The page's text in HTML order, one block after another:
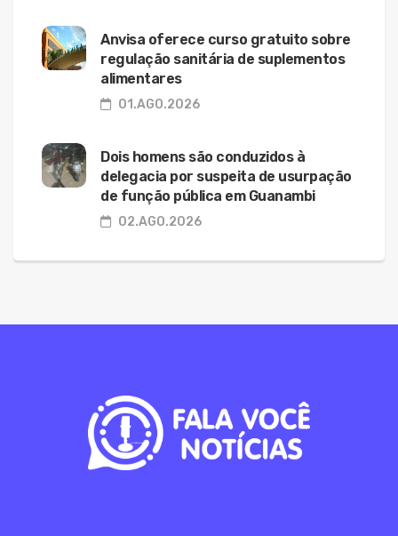
Anvisa oferece curso gratuito sobre
regulação sanitária de suplementos
alimentares
01.AGO.2026
Dois homens são conduzidos à
delegacia por suspeita de usurpação
de função pública em Guanambi
02.AGO.2026